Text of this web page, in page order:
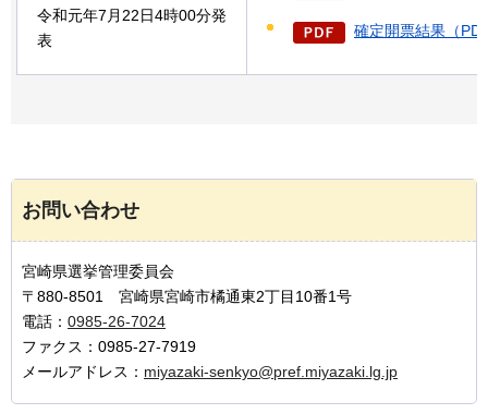
令和元年7月22日4時00分発
表
確定開票結果（
お問い合わせ
宮崎県選挙管理委員会
〒880-8501 宮崎県宮崎市橘通東2丁目10番1号
電話： 0985-26-7024
ファクス：0985-27-7919
メールアドレス： miyazaki-senkyo@pref.miyazaki.lg.jp